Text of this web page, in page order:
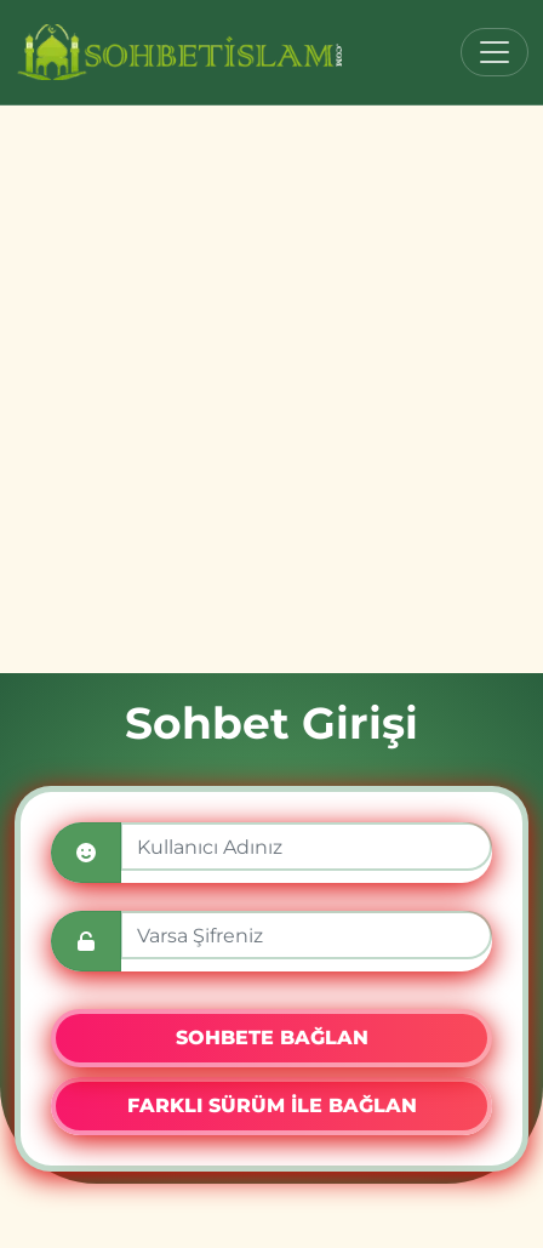
Sohbet Girişi
SOHBETE BAĞLAN
FARKLI SÜRÜM İLE BAĞLAN